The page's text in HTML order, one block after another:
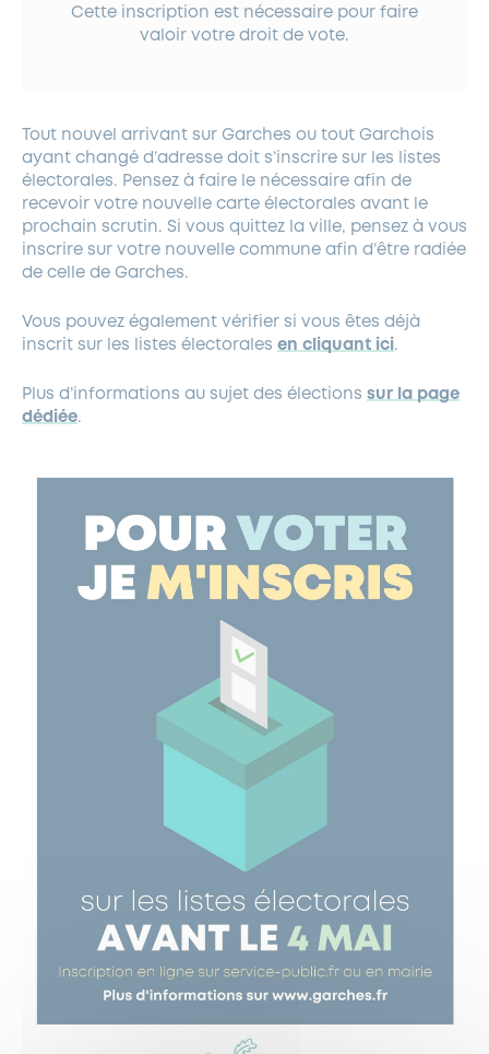
Cette inscription est nécessaire pour faire
valoir votre droit de vote.
Tout nouvel arrivant sur Garches ou tout Garchois
ayant changé d’adresse doit s’inscrire sur les listes
électorales. Pensez à faire le nécessaire afin de
recevoir votre nouvelle carte électorales avant le
prochain scrutin. Si vous quittez la ville, pensez à vous
inscrire sur votre nouvelle commune afin d’être radiée
de celle de Garches.
Vous pouvez également vérifier si vous êtes déjà
inscrit sur les listes électorales en cliquant ici.
Plus d’informations au sujet des élections sur la page
dédiée.